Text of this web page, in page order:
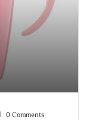
0 Comments